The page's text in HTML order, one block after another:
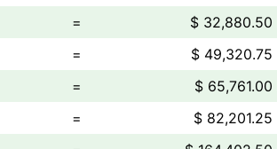
=
$ 32,880.50
=
$ 49,320.75
=
$ 65,761.00
=
$ 82,201.25